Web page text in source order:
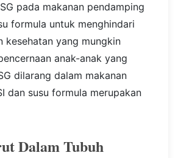
pada makanan pendamping
formula untuk menghindari
kesehatan yang mungkin
anak-anak yang
dilarang dalam makanan
dan susu formula merupakan
Dalam Tubuh